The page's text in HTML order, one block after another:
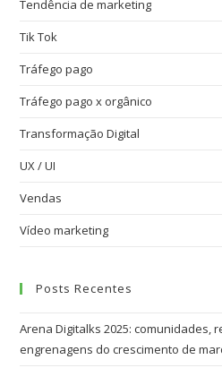
Tendência de marketing
Tik Tok
Tráfego pago
Tráfego pago x orgânico
Transformação Digital
UX / UI
Vendas
Vídeo marketing
Posts Recentes
Arena Digitalks 2025: comunidades,
engrenagens do crescimento de